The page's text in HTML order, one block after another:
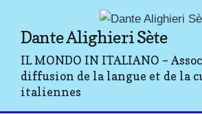
contenuDante Alighieri Sète
IL MONDO IN ITALIANO –
diffusion de la langue et de la
italiennes